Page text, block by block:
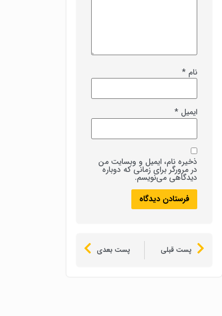
نام *
ایمیل *
ذخیره نام، ایمیل و وبسایت من
در مرورگر برای زمانی که دوباره
دیدگاهی می‌نویسم.
پست قبلی پست بعدی